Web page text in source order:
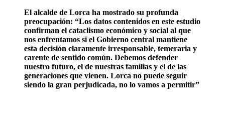
El alcalde de Lorca ha mostrado su profunda
preocupación: “Los datos contenidos en este estudio
confirman el cataclismo económico y social al que
nos enfrentamos si el Gobierno central mantiene
esta decisión claramente irresponsable, temeraria y
carente de sentido común. Debemos defender
nuestro futuro, el de nuestras familias y el de las
generaciones que vienen. Lorca no puede seguir
siendo la gran perjudicada, no lo vamos a permitir”